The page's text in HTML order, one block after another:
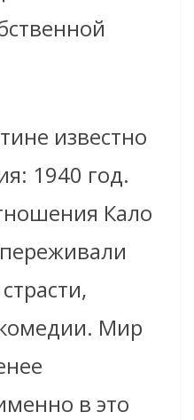
известно
1940 год.
Кало
Мир
в это